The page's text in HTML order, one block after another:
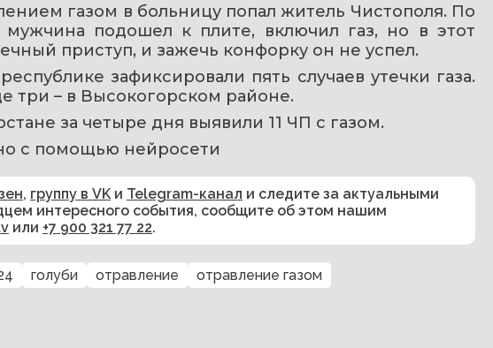
газом в больницу попал житель Чистополя. По
подошел к плите, включил газ, но в этот
приступ, и зажечь конфорку он не успел.
зафиксировали пять случаев утечки газа.
три – в Высокогорском районе.
за четыре дня выявили 11 ЧП с газом.
с помощью нейросети
, группу в VK и Telegram-канал и следите за актуальными
интересного события, сообщите об этом нашим
или +7 900 321 77 22.
голуби отравление отравление газом